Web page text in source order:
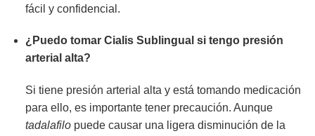
fácil y confidencial.
¿Puedo tomar Cialis Sublingual si tengo presión
arterial alta?
Si tiene presión arterial alta y está tomando medicación
para ello, es importante tener precaución. Aunque
tadalafilopuede causar una ligera disminución de la